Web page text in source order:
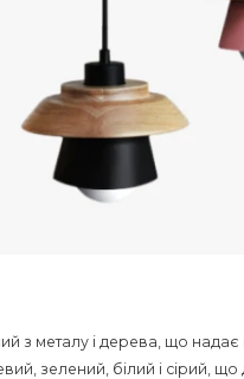
з металу і дерева, що
зелений, білий і сірий,